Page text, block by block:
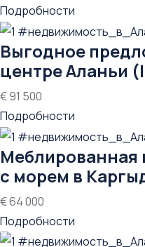
Подробности
Выгодное
центре Аланьи
€ 91 500
Подробности
Меблированная
с морем в
€ 64 000
Подробности